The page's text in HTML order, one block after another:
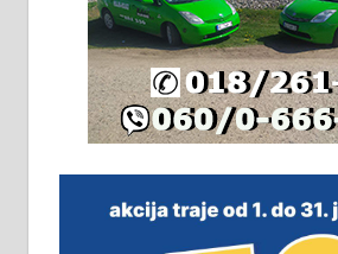
Издајем комплетно
халу на Житковачком
плацу површине око
064/321-80-51; 063/102-35-
незавршена кућа
м2 са плацем од 8 ари у
виру у Алексинцу.
замена. 064/21-63-584